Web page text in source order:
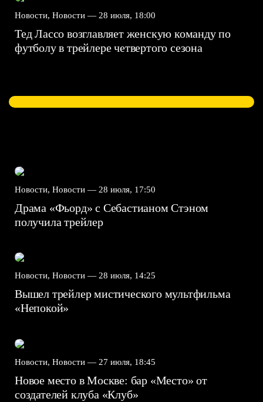
Новости, Новости — 28 июля, 18:00
Тед Лассо возглавляет женскую команду по
футболу в трейлере четвертого сезона
Новости, Новости — 28 июля, 17:50
Драма «Фьорд» с Себастианом Стэном
получила трейлер
Новости, Новости — 28 июля, 14:25
Вышел трейлер мистического мультфильма
«Непокой»
Новости, Новости — 27 июля, 18:45
Новое место в Москве: бар «Место» от
создателей клуба «Клуб»